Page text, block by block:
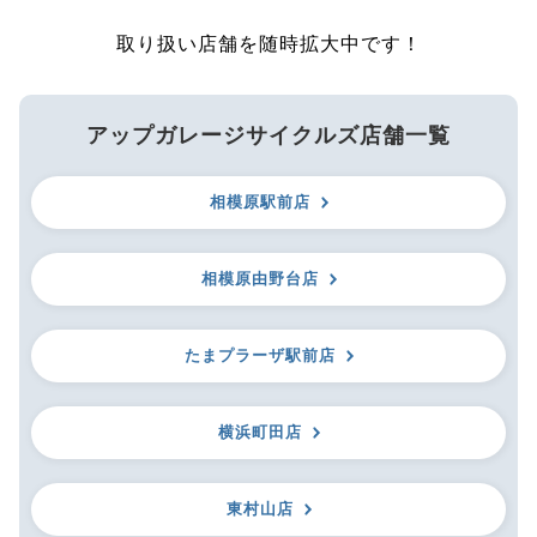
取り扱い店舗を随時拡大中です！
アップガレージサイクルズ店舗一覧
相模原駅前店
相模原由野台店
たまプラーザ駅前店
横浜町田店
東村山店